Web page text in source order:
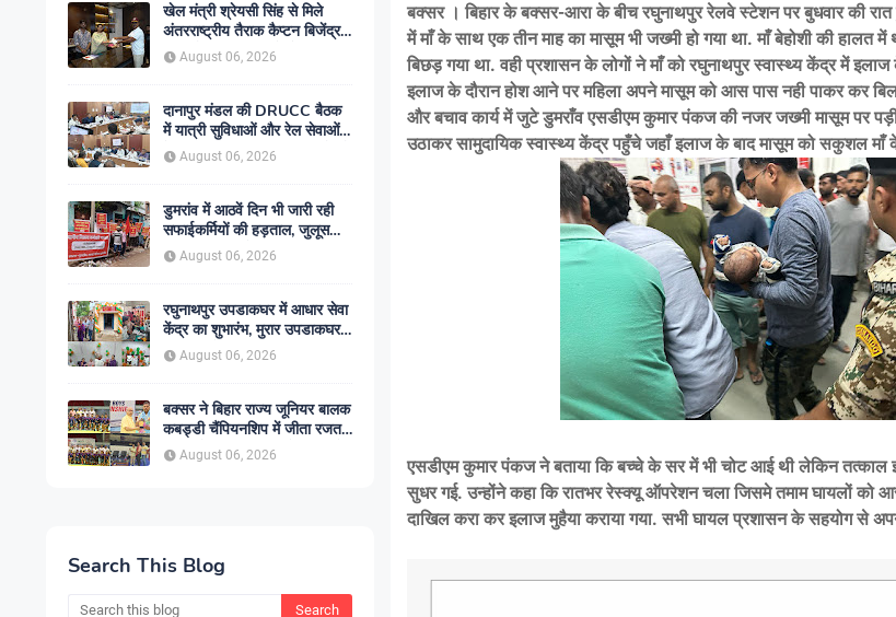
खेल मंत्री श्रेयसी सिंह से मिले
अंतरराष्ट्रीय तैराक कैप्टन बिजेंद्र
सिंह, गोकुल जलाशय में तैराकी
प्रशिक्षण केंद्र शुरू करने की उठाई
August 06, 2026
दानापुर मंडल की DRUCC बैठक
में यात्री सुविधाओं और रेल सेवाओं
के विस्तार पर मंथन, अधिकारियों को
दिए गए आवश्यक निर्देश
August 06, 2026
डुमरांव में आठवें दिन भी जारी रही
सफाईकर्मियों की हड़ताल, जुलूस
निकाल सरकार के खिलाफ किया
प्रदर्शन
August 06, 2026
रघुनाथपुर उपडाकघर में आधार सेवा
केंद्र का शुभारंभ, मुरार उपडाकघर
नए भवन में हुआ स्थानांतरित
August 06, 2026
बक्सर ने बिहार राज्य जूनियर बालक
कबड्डी चैंपियनशिप में जीता रजत
पदक, रोमांचक फाइनल में सारण से
49-45 से हारा
August 06, 2026
Search This Blog
बक्सर । बिहार के बक्सर-आरा के बीच रघुनाथपुर रेलवे स्टेशन पर बुधवार की रात
में माँ के साथ एक तीन माह का मासूम भी जख्मी हो गया था. माँ बेहोशी की हालत
बिछड़ गया था. वही प्रशासन के लोगों ने माँ को रघुनाथपुर स्वास्थ्य केंद्र में इलाज
इलाज के दौरान होश आने पर महिला अपने मासूम को आस पास नही पाकर कर
और बचाव कार्य में जुटे डुमराँव एसडीएम कुमार पंकज की नजर जख्मी मासूम पर
उठाकर सामुदायिक स्वास्थ्य केंद्र पहुँचे जहाँ इलाज के बाद मासूम को सकुशल माँ
एसडीएम कुमार पंकज ने बताया कि बच्चे के सर में भी चोट आई थी लेकिन तत्काल
सुधर गई. उन्होंने कहा कि रातभर रेस्क्यू ऑपरेशन चला जिसमे तमाम घायलों को
दाखिल करा कर इलाज मुहैया कराया गया. सभी घायल प्रशासन के सहयोग से